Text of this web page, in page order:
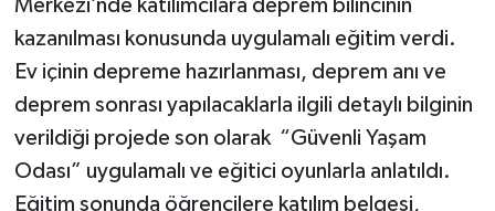
Merkezi’nde katılımcılara deprem bilincinin
kazanılması konusunda uygulamalı eğitim verdi.
Ev içinin depreme hazırlanması, deprem anı ve
deprem sonrası yapılacaklarla ilgili detaylı bilginin
verildiği projede son olarak “Güvenli Yaşam
Odası” uygulamalı ve eğitici oyunlarla anlatıldı.
Eğitim sonunda öğrencilere katılım belgesi,